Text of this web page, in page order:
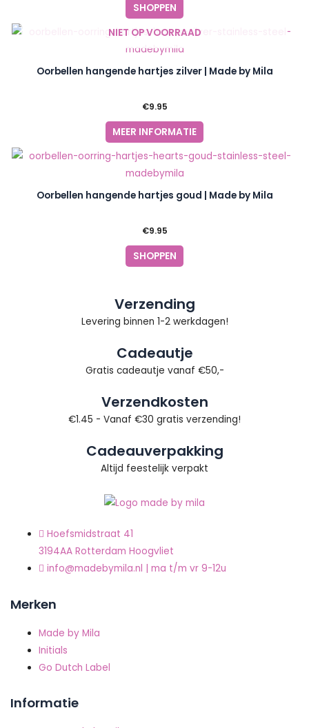
SHOPPEN
NIET OP VOORRAAD
Oorbellen hangende hartjes zilver | Made by Mila
€9.95
MEER INFORMATIE
Oorbellen hangende hartjes goud | Made by Mila
€9.95
SHOPPEN
Verzending
Levering binnen 1-2 werkdagen!
Cadeautje
Gratis cadeautje vanaf €50,-
Verzendkosten
€1.45 - Vanaf €30 gratis verzending!
Cadeauverpakking
Altijd feestelijk verpakt
Hoefsmidstraat 41
3194AA Rotterdam Hoogvliet
info@madebymila.nl | ma t/m vr 9-12u
Merken
Made by Mila
Initials
Go Dutch Label
Informatie